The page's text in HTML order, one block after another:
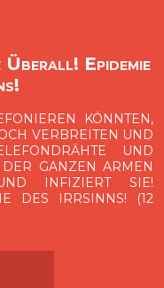
Epidemie
KÖNNTEN,
VERBREITEN UND
UND
GANZEN ARMEN
INFIZIERT SIE!
DES IRRSINNS! (12